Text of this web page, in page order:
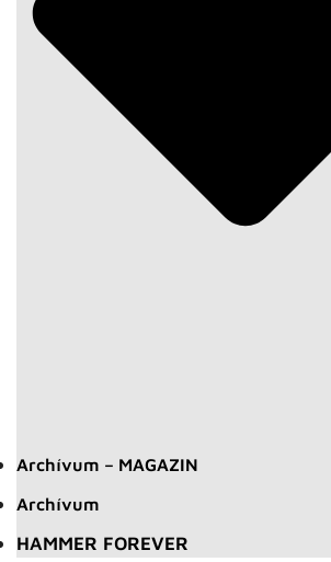
Archívum – MAGAZIN
Archívum
HAMMER FOREVER